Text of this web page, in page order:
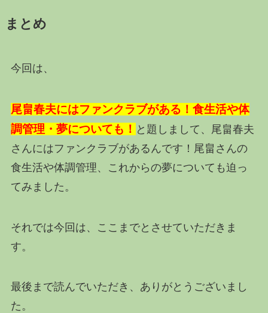
まとめ
今回は、
尾畠春夫にはファンクラブがある！食生活や体
調管理・夢についても！ と題しまして、尾畠春夫
さんにはファンクラブがあるんです！尾畠さんの
食生活や体調管理、これからの夢についても迫っ
てみました。
それでは今回は、ここまでとさせていただきま
す。
最後まで読んでいただき、ありがとうございまし
た。